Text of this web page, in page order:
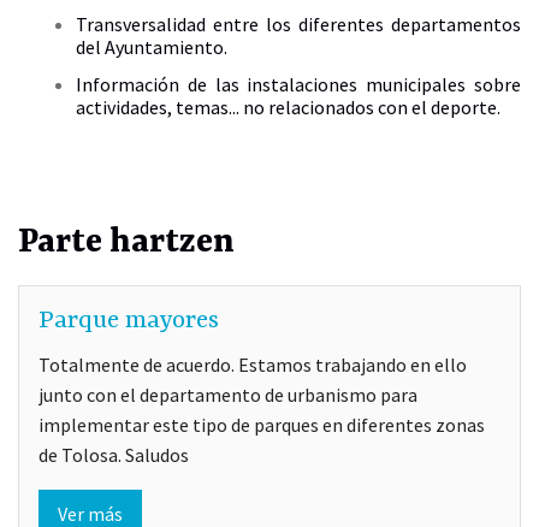
Transversalidad entre los diferentes departamentos
del Ayuntamiento.
Información de las instalaciones municipales sobre
actividades, temas... no relacionados con el deporte.
Parte hartzen
Parque mayores
Totalmente de acuerdo. Estamos trabajando en ello
junto con el departamento de urbanismo para
implementar este tipo de parques en diferentes zonas
de Tolosa. Saludos
Ver más